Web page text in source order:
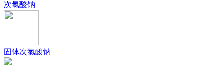
次氯酸钠
固体次氯酸钠